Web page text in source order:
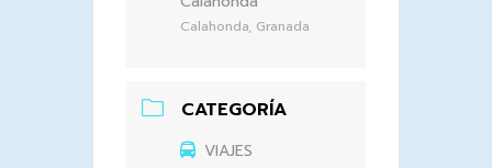
Calahonda, Granada
CATEGORÍA
VIAJES